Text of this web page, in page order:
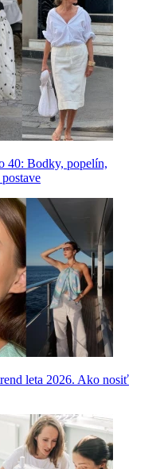
40: Bodky, popelín,
leta 2026. Ako nosiť